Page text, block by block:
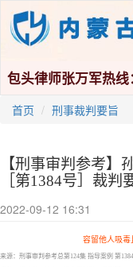
包头律师张万军热线：
首页 刑事裁判要旨
【刑事审判参考】
［第1384号］裁判
2022-09-12 16:31
容留他人吸毒
来源：刑事审判参考总第 124集 指导案例 第